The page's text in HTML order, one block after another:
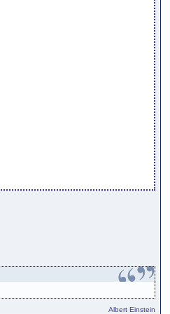
Albert Einstein